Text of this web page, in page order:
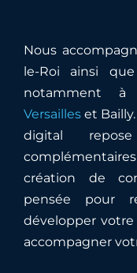
Nous
le-Roi ainsi
notamment à
Versailleset Bailly
digital
complémentaires
création de
pensée pour
développer
accompagner